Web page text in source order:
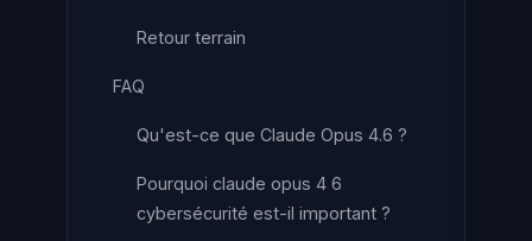
Retour terrain
FAQ
Qu'est-ce que Claude Opus 4.6 ?
Pourquoi claude opus 4 6
cybersécurité est-il important ?